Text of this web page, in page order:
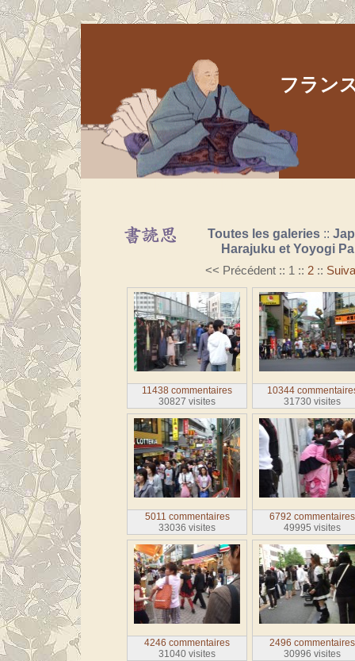
フラン
Toutes les galeries ::
Harajuku et Yoyogi
<< Précédent :: 1 :: 2 ::
11438 commentaires
30827 visites
10344
31730 visites
5011 commentaires
33036 visites
6792 commentaires
49995 visites
4246 commentaires
31040 visites
2496 commentaires
30996 visites